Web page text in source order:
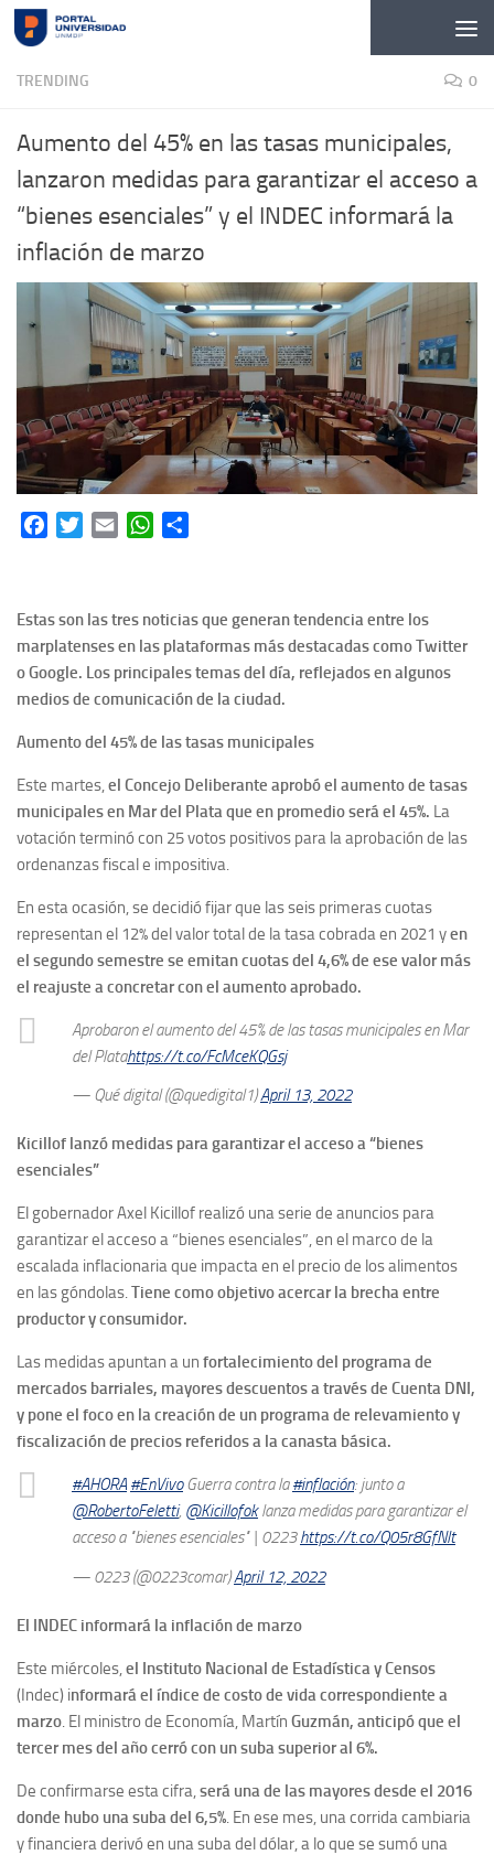
Skip to content
TRENDING 0
Aumento del 45% en las tasas municipales,
lanzaron medidas para garantizar el acceso a
“bienes esenciales” y el INDEC informará la
inflación de marzo
FacebookTwitterEmail WhatsApp
Estas son las tres noticias que generan tendencia entre los
marplatenses en las plataformas más destacadas como Twitter
o Google. Los principales temas del día, reflejados en algunos
medios de comunicación de la ciudad.
Aumento del 45% de las tasas municipales
Este martes,el Concejo Deliberante aprobó el aumento de tasas
municipales en Mar del Plata que en promedio será el 45%. La
votación terminó con 25 votos positivos para la aprobación de las
ordenanzas fiscal e impositiva.
En esta ocasión, se decidió fijar que las seis primeras cuotas
representan el 12% del valor total de la tasa cobrada en 2021 yen
el segundo semestre se emitan cuotas del 4,6% de ese valor más
el reajuste a concretar con el aumento aprobado.
Aprobaron el aumento del 45% de las tasas municipales en Mar
del Platahttps://t.co/FcMceKQGsj
— Qué digital (@quedigital1)April 13, 2022
Kicillof lanzó medidas para garantizar el acceso a “bienes
esenciales”
El gobernador Axel Kicillof realizó una serie de anuncios para
garantizar el acceso a “bienes esenciales”, en el marco de la
escalada inflacionaria que impacta en el precio de los alimentos
en las góndolas.Tiene como objetivo acercar la brecha entre
productor y consumidor.
Las medidas apuntan a un fortalecimiento del programa de
mercados barriales, mayores descuentos a través de Cuenta DNI,
y pone el foco en la creación de un programa de relevamiento y
fiscalización de precios referidos a la canasta básica.
#AHORA #EnVivoGuerra contra la#inflación: junto a
@RobertoFeletti, @Kicillofoklanza medidas para garantizar el
acceso a "bienes esenciales" | 0223https://t.co/Q05r8GfNlt
— 0223 (@0223comar)April 12, 2022
El INDEC informará la inflación de marzo
Este miércoles,el Instituto Nacional de Estadística y Censos
(Indec) informará el índice de costo de vida correspondiente a
marzo. El ministro de Economía, Martín Guzmán, anticipó que el
tercer mes del año cerró con un suba superior al 6%.
De confirmarse esta cifra,será una de las mayores desde el 2016
donde hubo una suba del 6,5%. En ese mes, una corrida cambiaria
y financiera derivó en una suba del dólar, a lo que se sumó una